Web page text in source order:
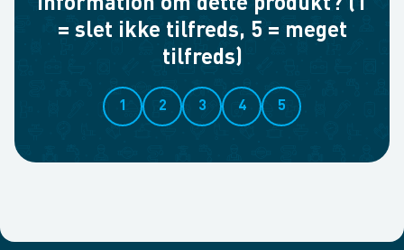
information om dette produkt? (1
= slet ikke tilfreds, 5 = meget
tilfreds)
1 2 3 4 5